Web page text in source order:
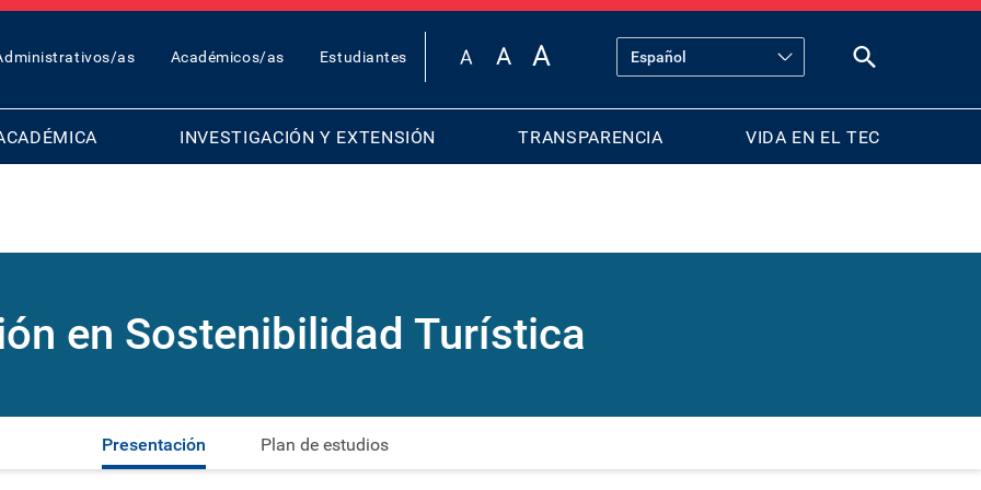
as Académicos/as Estudiantes
INVESTIGACIÓN Y EXTENSIÓN TRANSPARENCIA VIDA EN EL TEC
en Sostenibilidad Turística
Presentación Plan de estudios